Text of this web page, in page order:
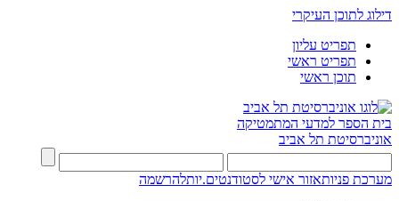
דילוג לתוכן העיקרי
תפריט עליון
תפריט ראשי
תוכן ראשי
בית הספר למדעי המתמטיקה
אוניברסיטת תל אביב
מערכת פניותאזור אישי לסטודנטים.יותלהרשמה